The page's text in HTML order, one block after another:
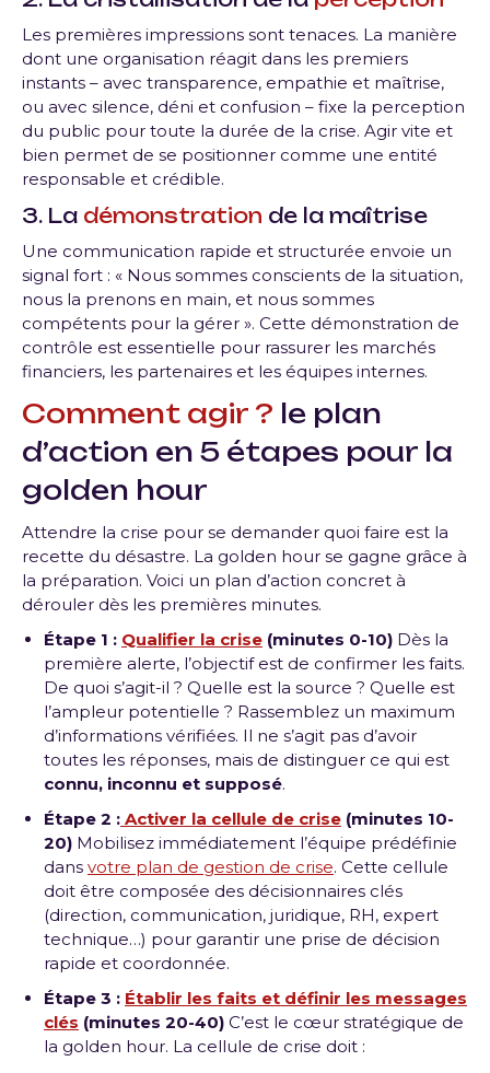
Les premières impressions sont tenaces. La manière
dont une organisation réagit dans les premiers
instants – avec transparence, empathie et maîtrise,
ou avec silence, déni et confusion – fixe la perception
du public pour toute la durée de la crise. Agir vite et
bien permet de se positionner comme une entité
responsable et crédible.
3. La démonstration de la maîtrise
Une communication rapide et structurée envoie un
signal fort : « Nous sommes conscients de la situation,
nous la prenons en main, et nous sommes
compétents pour la gérer ». Cette démonstration de
contrôle est essentielle pour rassurer les marchés
financiers, les partenaires et les équipes internes.
Comment agir ? le plan
d’action en 5 étapes pour la
golden hour
Attendre la crise pour se demander quoi faire est la
recette du désastre. La golden hour se gagne grâce à
la préparation. Voici un plan d’action concret à
dérouler dès les premières minutes.
Étape 1 : Qualifier la crise (minutes 0-10) Dès la
première alerte, l’objectif est de confirmer les faits.
De quoi s’agit-il ? Quelle est la source ? Quelle est
l’ampleur potentielle ? Rassemblez un maximum
d’informations vérifiées. Il ne s’agit pas d’avoir
toutes les réponses, mais de distinguer ce qui est
connu, inconnu et supposé.
Étape 2 : Activer la cellule de crise (minutes 10-
20) Mobilisez immédiatement l’équipe prédéfinie
dans votre plan de gestion de crise. Cette cellule
doit être composée des décisionnaires clés
(direction, communication, juridique, RH, expert
technique…) pour garantir une prise de décision
rapide et coordonnée.
Étape 3 : Établir les faits et définir les messages
clés (minutes 20-40) C’est le cœur stratégique de
la golden hour. La cellule de crise doit :